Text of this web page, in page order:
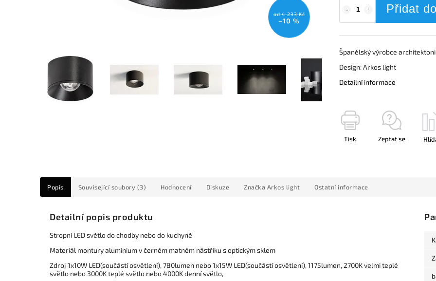
od 4 233 Kč
–10 %
Přidat
Španělský výrobce
Design: Arkos light
Detailní informace
Tisk Zeptat se
Popis Související soubory (3) Hodnocení Diskuze Značka Arkos light Ostatní informace
Detailní popis produktu
Stropní LED světlo do chodby nebo do kuchyně
Materiál montury aluminium v černém matném nástřiku s optickým sklem
Zdroj 1x10W LED(součástí osvětlení), 780lumen nebo 1x15W LED(součástí osvětlení), 1175lumen, 2700K velmi teplé
světlo nebo 3000K teplé světlo nebo 4000K denní světlo,